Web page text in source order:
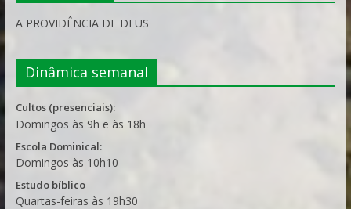
A PROVIDÊNCIA DE DEUS
Dinâmica semanal
Cultos (presenciais):
Domingos às 9h e às 18h
Escola Dominical:
Domingos às 10h10
Estudo bíblico
Quartas-feiras às 19h30